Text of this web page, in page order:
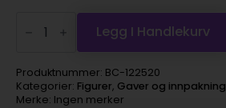
keramikk
rød/hvit
6,9x5,7x17,3cm
antall
Legg I Handlekurv
Produktnummer: BC-122520
Kategorier: Figurer, Gaver og innpakning
Merke: Ingen merker